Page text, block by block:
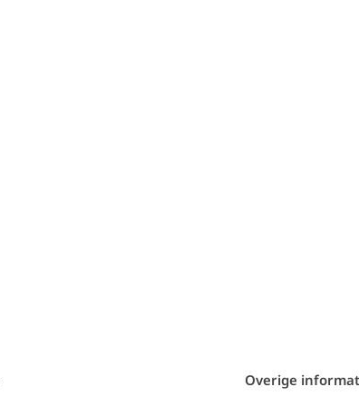
Overige